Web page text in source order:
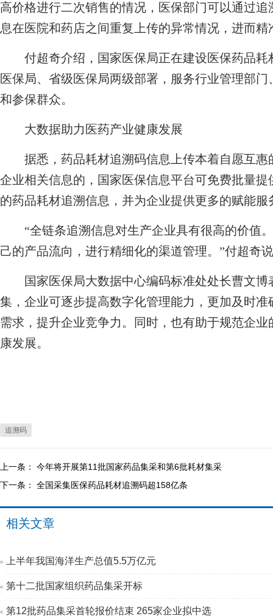
高价格进行二次销售的情况，医保部门可以通过
息在医院和药店之间重复上传的异常情况，进而精
付超奇介绍，国家医保局正在建设医保药品耗
医保局、省级医保局两级部署，服务行业管理部
和参保群众。
大数据助力医药产业健康发展
据悉，药品耗材追溯码信息上传本着自愿互惠
企业相关信息的，国家医保信息平台可免费批量
的药品耗材追溯信息，并为企业提供更多的赋能服
“全链条追溯信息对生产企业具有很高的价值
己的产品流向，进行精细化的渠道管理。”付超奇
国家医保局大数据中心编码标准处处长曹文博
集，企业可逐步提高数字化管理能力，更加及时
需求，提升企业竞争力。同时，也有助于规范企
康发展。
追溯码
上一条： 今年将开展第11批国家药品集采和第6批耗材集采
下一条： 全国采集医保药品耗材追溯码超158亿条
相关文章
上半年我国海洋生产总值5.5万亿元
第十二批国家组织药品集采开标
第12批药品集采首轮报价结束 265家企业拟中选